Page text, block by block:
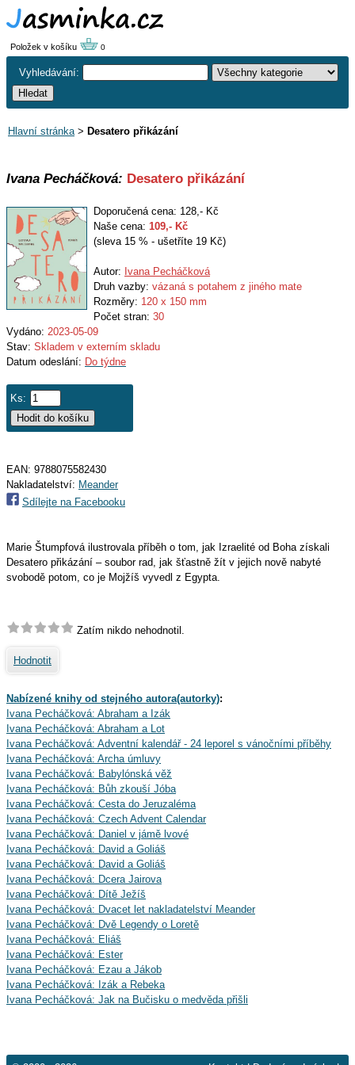
Položek v košíku 0
Vyhledávání:
Hlavní stránka> Desatero přikázání
Ivana Pecháčková: Desatero přikázání
Doporučená cena: 128,- Kč
Naše cena: 109,- Kč
(sleva 15 % - ušetříte 19 Kč)
Autor: Ivana Pecháčková
Druh vazby: vázaná s potahem z jiného mate
Rozměry: 120 x 150 mm
Počet stran: 30
Vydáno: 2023-05-09
Stav: Skladem v externím skladu
Datum odeslání: Do týdne
Ks:
EAN: 9788075582430
Nakladatelství: Meander
Sdílejte na Facebooku
Marie Štumpfová ilustrovala příběh o tom, jak Izraelité od Boha získali
Desatero přikázání – soubor rad, jak šťastně žít v jejich nově nabyté
svobodě potom, co je Mojžíš vyvedl z Egypta.
Zatím nikdo nehodnotil.
Hodnotit
Nabízené knihy od stejného autora(autorky):
Ivana Pecháčková: Abraham a Izák
Ivana Pecháčková: Abraham a Lot
Ivana Pecháčková: Adventní kalendář - 24 leporel s vánočními příběhy
Ivana Pecháčková: Archa úmluvy
Ivana Pecháčková: Babylónská věž
Ivana Pecháčková: Bůh zkouší Jóba
Ivana Pecháčková: Cesta do Jeruzaléma
Ivana Pecháčková: Czech Advent Calendar
Ivana Pecháčková: Daniel v jámě lvové
Ivana Pecháčková: David a Goliáš
Ivana Pecháčková: David a Goliáš
Ivana Pecháčková: Dcera Jairova
Ivana Pecháčková: Dítě Ježíš
Ivana Pecháčková: Dvacet let nakladatelství Meander
Ivana Pecháčková: Dvě Legendy o Loretě
Ivana Pecháčková: Eliáš
Ivana Pecháčková: Ester
Ivana Pecháčková: Ezau a Jákob
Ivana Pecháčková: Izák a Rebeka
Ivana Pecháčková: Jak na Bučisku o medvěda přišli